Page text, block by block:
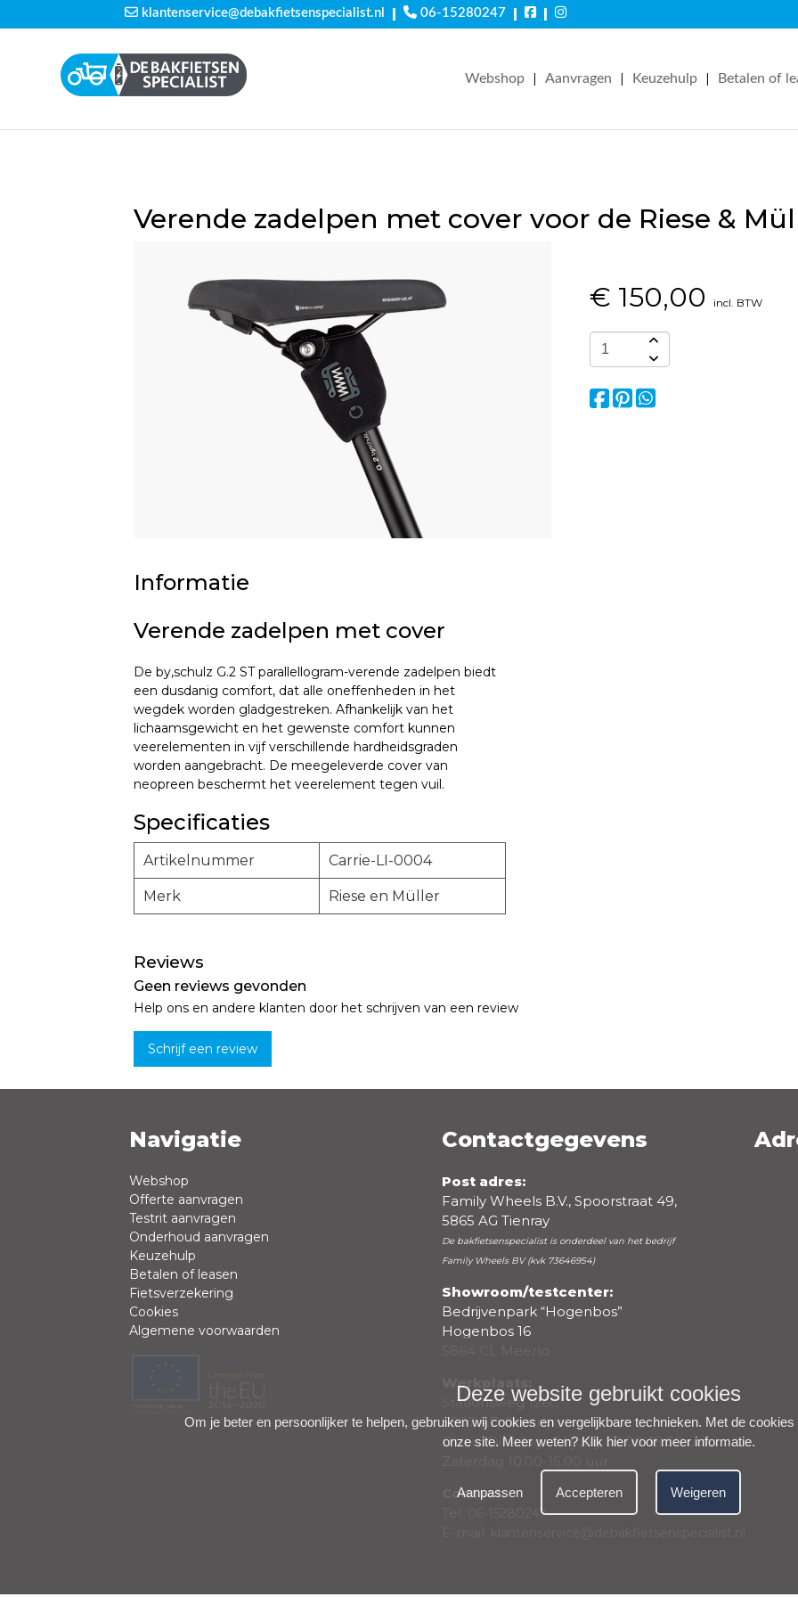
klantenservice@debakfietsenspecialist.nl | 06-15280247 | |
Webshop | Aanvragen | Keuzehulp | Betalen of
Verende zadelpen met cover voor de Riese &
€ 150,00 incl. BTW
Informatie
Verende zadelpen met cover
De by,schulz G.2 ST parallellogram-verende zadelpen biedt
een dusdanig comfort, dat alle oneffenheden in het
wegdek worden gladgestreken. Afhankelijk van het
lichaamsgewicht en het gewenste comfort kunnen
veerelementen in vijf verschillende hardheidsgraden
worden aangebracht. De meegeleverde cover van
neopreen beschermt het veerelement tegen vuil.
Specificaties
Artikelnummer Carrie-LI-0004
Merk Riese en Müller
Reviews
Geen reviews gevonden
Help ons en andere klanten door het schrijven van een review
Schrijf een review
Naam * Emailadres *
Review *
Positieve punten Negatieve punten
Navigatie
Webshop
Offerte aanvragen
Testrit aanvragen
Onderhoud aanvragen
Keuzehulp
Betalen of leasen
Fietsverzekering
Cookies
Algemene voorwaarden
Contactgegevens
Post adres:
Family Wheels B.V., Spoorstraat 49,
5865 AG Tienray
De bakfietsenspecialist is onderdeel van het bedrijf
Family Wheels BV (kvk 73646954)
Showroom/testcenter:
Bedrijvenpark “Hogenbos”
Hogenbos 16
Werkplaats:
Stationsweg 126C
5807 AD Oostrum
Open: Dinsdag – Vrijdag 09.00-18.00 uur,
Contact:
06-15280247
Deze website gebruikt cookies
Om je beter en persoonlijker te helpen, gebruiken wij cookies en vergelijkbare technieken. Met de
onze site. Meer weten? Klik hier voor meer informatie.
Aanpassen Accepteren Weigeren